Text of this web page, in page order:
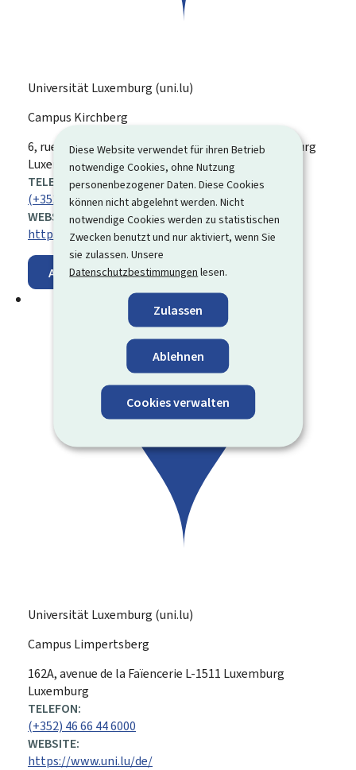
Diese Website verwendet für ihren Betrieb
notwendige Cookies, ohne Nutzung
personenbezogener Daten. Diese Cookies
können nicht abgelehnt werden. Nicht
notwendige Cookies werden zu statistischen
Zwecken benutzt und nur aktiviert, wenn Sie
sie zulassen. Unsere
Datenschutzbestimmungen lesen.
Zulassen
Ablehnen
Cookies verwalten
Universität Luxemburg (uni.lu)
Campus Kirchberg
ADRESSE:
6, rue Richard Coudenhove-KalergiL-1359Luxemburg
Luxemburg
TELEFON:
(+352) 46 66 44 5000
WEBSITE:
https://www.uni.lu/de/
Auf der Karte anzeigen
Universität Luxemburg (uni.lu)
Campus Limpertsberg
ADRESSE:
162A, avenue de la Faïencerie L-1511 Luxemburg
Luxemburg
TELEFON:
(+352) 46 66 44 6000
WEBSITE:
https://www.uni.lu/de/